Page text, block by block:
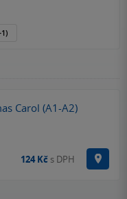
Carol (A1-A2)
124 Kč s DPH